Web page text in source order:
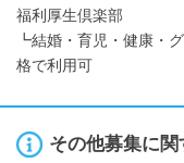
福利厚生倶楽部
┗結婚・育児・健康・
格で利用可
その他募集に関